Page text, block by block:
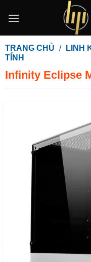
qua
dung
TRANG CHỦ / LINH
TÍNH
Infinity Eclipse